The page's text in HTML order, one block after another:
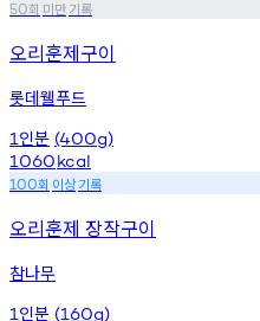
50회 미만기록
오리훈제구이
롯데웰푸드
1 인분 (400g)
1060kcal
100회 이상기록
오리훈제 장작구이
참나무
1 인분 (160g)